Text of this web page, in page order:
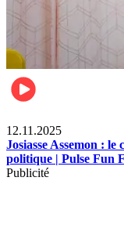
12.11.2025
Josiasse Assemon :
politique | Pulse Fun
Publicité